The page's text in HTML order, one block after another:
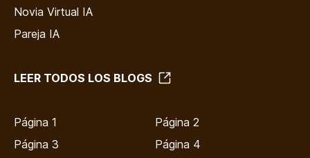
Novia Virtual IA
Pareja IA
LEER TODOS LOS BLOGS
Página 1
Página 2
Página 3
Página 4